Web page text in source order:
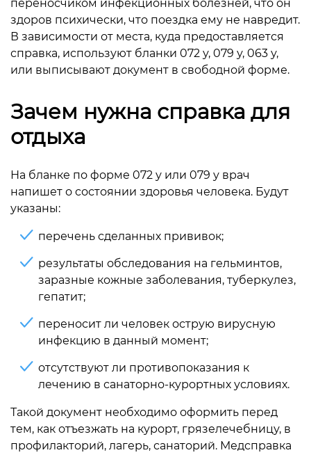
переносчиком инфекционных болезней, что он
здоров психически, что поездка ему не навредит.
В зависимости от места, куда предоставляется
справка, используют бланки 072 у, 079 у, 063 у,
или выписывают документ в свободной форме.
Зачем нужна справка для
отдыха
На бланке по форме 072 у или 079 у врач
напишет о состоянии здоровья человека. Будут
указаны:
перечень сделанных прививок;
результаты обследования на гельминтов,
заразные кожные заболевания, туберкулез,
гепатит;
переносит ли человек острую вирусную
инфекцию в данный момент;
отсутствуют ли противопоказания к
лечению в санаторно-курортных условиях.
Такой документ необходимо оформить перед
тем, как отъезжать на курорт, грязелечебницу, в
профилакторий, лагерь, санаторий. Медсправка